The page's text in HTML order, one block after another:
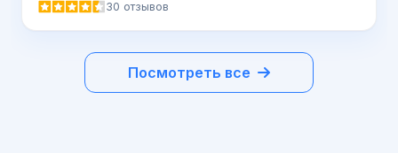
30 отзывов
Посмотреть все